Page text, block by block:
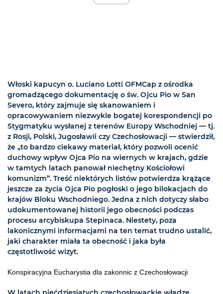
Włoski kapucyn o. Luciano Lotti OFMCap z ośrodka
gromadzącego dokumentację o św. Ojcu Pio w San
Severo, który zajmuje się skanowaniem i
opracowywaniem niezwykle bogatej korespondencji po
Stygmatyku wysłanej z terenów Europy Wschodniej — tj.
z Rosji, Polski, Jugosławii czy Czechosłowacji — stwierdził,
że „to bardzo ciekawy materiał, który pozwoli ocenić
duchowy wpływ Ojca Pio na wiernych w krajach, gdzie
w tamtych latach panował niechętny Kościołowi
komunizm”. Treść niektórych listów potwierdza krążące
jeszcze za życia Ojca Pio pogłoski o jego bilokacjach do
krajów Bloku Wschodniego. Jedna z nich dotyczy słabo
udokumentowanej historii jego obecności podczas
procesu arcybiskupa Stepinaca. Niestety, poza
lakonicznymi informacjami na ten temat trudno ustalić,
jaki charakter miała ta obecność i jaka była
częstotliwość wizyt.
Konspiracyjna Eucharystia dla zakonnic z Czechosłowacji